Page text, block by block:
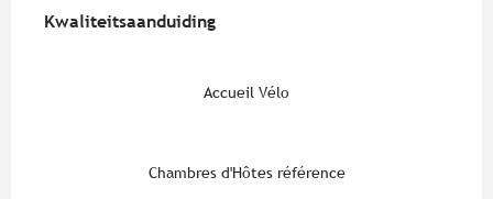
Kwaliteitsaanduiding
Kwaliteitsaanduiding
Accueil Vélo
Chambres d'Hôtes référence